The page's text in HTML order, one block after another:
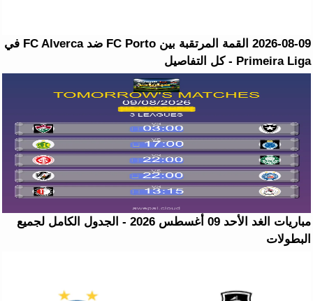
2026-08-09 القمة المرتقبة بين FC Porto ضد FC Alverca في
Primeira Liga - كل التفاصيل
مباريات الغد الأحد 09 أغسطس 2026 - الجدول الكامل لجميع
البطولات